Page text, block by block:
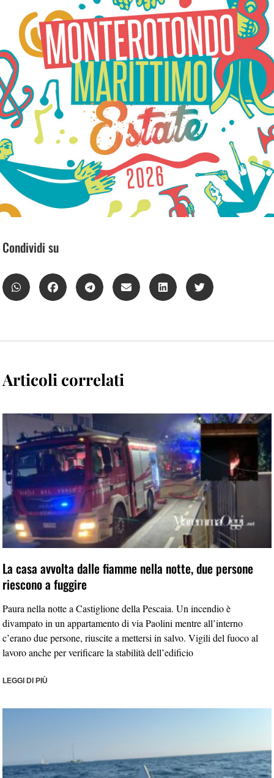
Condividi su
Articoli correlati
La casa avvolta dalle fiamme nella notte, due persone
riescono a fuggire
Paura nella notte a Castiglione della Pescaia. Un incendio è
divampato in un appartamento di via Paolini mentre all’interno
c’erano due persone, riuscite a mettersi in salvo. Vigili del fuoco al
lavoro anche per verificare la stabilità dell’edificio
LEGGI DI PIÙ